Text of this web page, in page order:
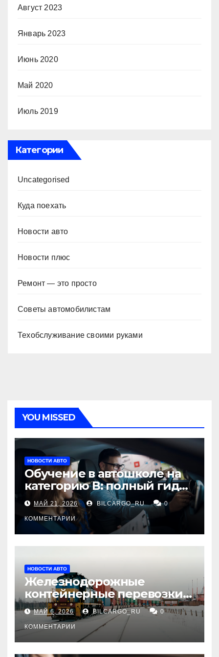
Август 2023
Январь 2023
Июнь 2020
Май 2020
Июль 2019
Категории
Uncategorised
Куда поехать
Новости авто
Новости плюс
Ремонт — это просто
Советы автомобилистам
Техобслуживание своими руками
YOU MISSED
НОВОСТИ АВТО
Обучение в автошколе на
категорию В: полный гид
для будущих водителей
МАЙ 21, 2026 BILCARGO_RU 0
КОММЕНТАРИИ
НОВОСТИ АВТО
Железнодорожные
контейнерные перевозки
из Китая в Россию:
маршруты, сроки и
требования
МАЙ 6, 2026 BILCARGO_RU 0
КОММЕНТАРИИ